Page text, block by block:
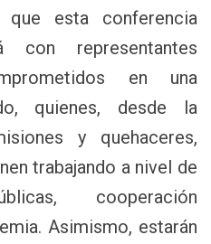
que esta conferencia
con representantes
en una
quienes, desde la
y quehaceres,
trabajando a nivel de
cooperación
Asimismo, estarán